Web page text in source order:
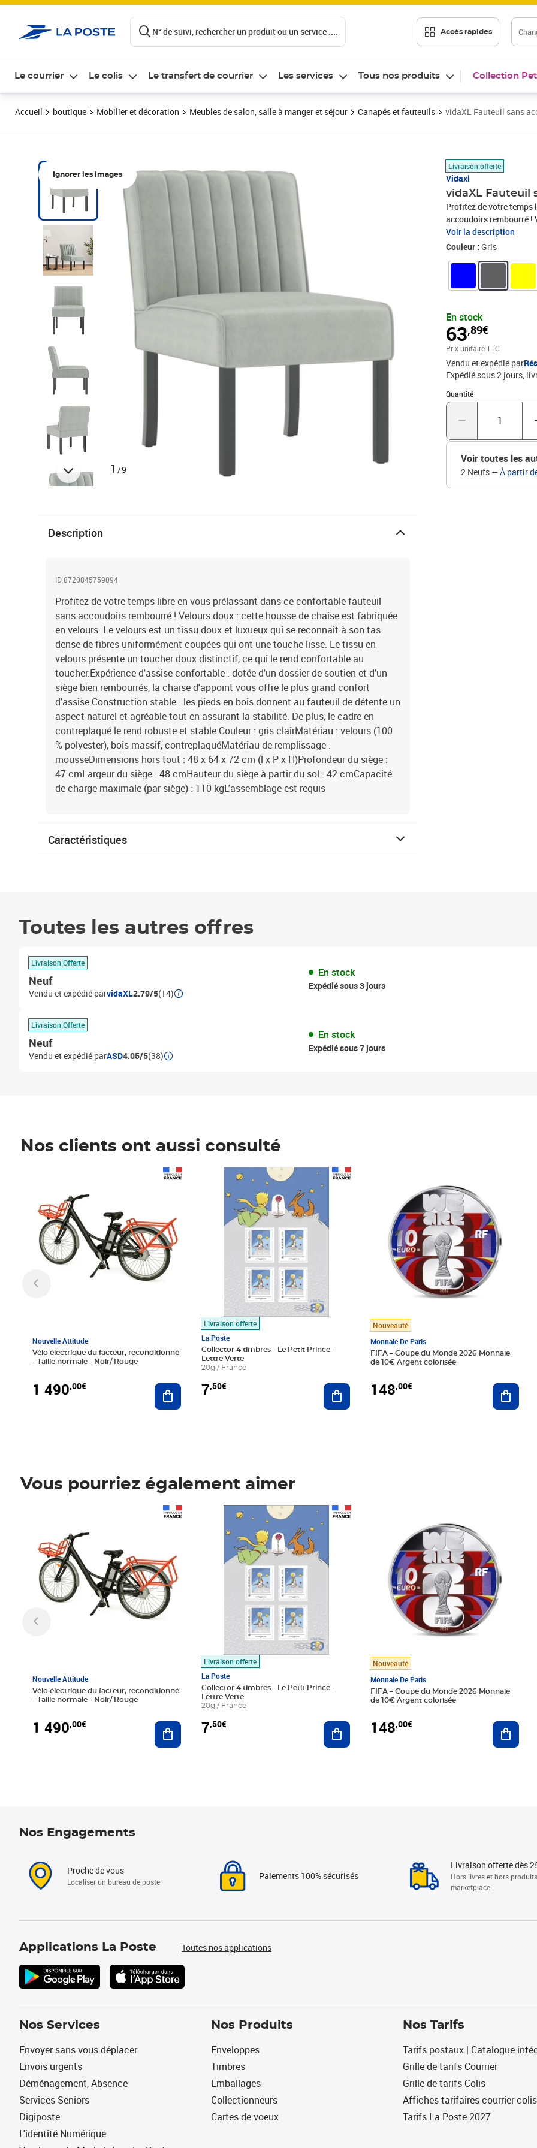
N° de suivi, rechercher un produit ou un service .... Accès rapides
Le courrier Le colis Le transfert de courrier Les services Tous nos produits Collection
Accueil boutique Mobilier et décoration Meubles de salon, salle à manger et séjour Canapés et fauteuils vidaXL Fauteuil sans
Ignorer les images
1 /9
Livraison offerte
Vidaxl
vidaXL Fauteuil
Profitez de votre
accoudoirs rembourré !
velours. Le velours est
fibres uniformément
bois donnent au
clairMatériau : velours
remplissage :
siège : 47 cmLargeur
de charge maximale
Voir la description
Couleur :Gris
En stock
63,89€
Prix 63,89€
Prix unitaire TTC
Vendu et expédié par
Expédié sous 2 jours
Quantité
Quantité : 1
Voir toutes les
2 Neufs —À partir
Description
ID 8720845759094
Profitez de votre temps libre en vous prélassant dans ce confortable fauteuil
sans accoudoirs rembourré ! Velours doux : cette housse de chaise est fabriquée
en velours. Le velours est un tissu doux et luxueux qui se reconnaît à son tas
dense de fibres uniformément coupées qui ont une touche lisse. Le tissu en
velours présente un toucher doux distinctif, ce qui le rend confortable au
toucher.Expérience d'assise confortable : dotée d'un dossier de soutien et d'un
siège bien rembourrés, la chaise d'appoint vous offre le plus grand confort
d'assise.Construction stable : les pieds en bois donnent au fauteuil de détente un
aspect naturel et agréable tout en assurant la stabilité. De plus, le cadre en
contreplaqué le rend robuste et stable.Couleur : gris clairMatériau : velours (100
% polyester), bois massif, contreplaquéMatériau de remplissage :
mousseDimensions hors tout : 48 x 64 x 72 cm (l x P x H)Profondeur du siège :
47 cmLargeur du siège : 48 cmHauteur du siège à partir du sol : 42 cmCapacité
de charge maximale (par siège) : 110 kgL'assemblage est requis
Caractéristiques
Toutes les autres offres
Livraison Offerte
Neuf
Vendu et expédié parvidaXL2.79/5(14)
En stock
Expédié sous 3 jours
Livraison Offerte
Neuf
Vendu et expédié parASD4.05/5(38)
En stock
Expédié sous 7 jours
Nos clients ont aussi consulté
Nouvelle Attitude
Vélo électrique du facteur, reconditionné
- Taille normale - Noir/ Rouge
1 490,00€ Ajouter au panier
Livraison offerte
La Poste
Collector 4 timbres - Le Petit Prince -
Lettre Verte
20g / France
7,50€
Prix 7,50€
Ajouter au panier
Nouveauté
Monnaie De Paris
FIFA – Coupe du Monde 2026 Monnaie
de 10€ Argent colorisée
148,00€
Vous pourriez également aimer
Nouvelle Attitude
Vélo électrique du facteur, reconditionné
- Taille normale - Noir/ Rouge
1 490,00€ Ajouter au panier
Livraison offerte
La Poste
Collector 4 timbres - Le Petit Prince -
Lettre Verte
20g / France
7,50€
Prix 7,50€
Ajouter au panier
Nouveauté
Monnaie De Paris
FIFA – Coupe du Monde 2026 Monnaie
de 10€ Argent colorisée
148,00€
Nos Engagements
Proche de vous
Localiser un bureau de poste
Paiements 100% sécurisés
Livraison offerte dès
Hors livres et hors produits
marketplace
Applications La Poste Toutes nos applications
Nos Services
Envoyer sans vous déplacer
Envois urgents
Déménagement, Absence
Services Seniors
Digiposte
L'identité Numérique
Nos Produits
Enveloppes
Timbres
Emballages
Collectionneurs
Cartes de voeux
Nos Tarifs
Tarifs postaux | Catalogue
Grille de tarifs Courrier
Grille de tarifs Colis
Affiches tarifaires courrier colis
Tarifs La Poste 2027